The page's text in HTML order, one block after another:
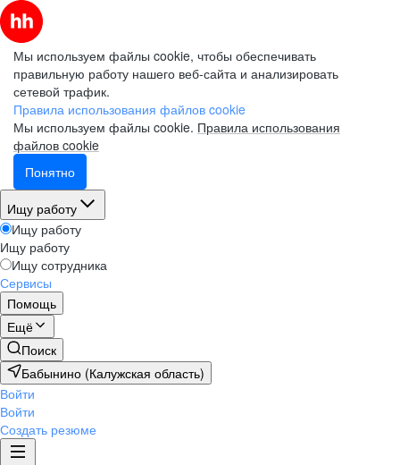
Мы используем файлы cookie, чтобы обеспечивать
правильную работу нашего веб-сайта и анализировать
сетевой трафик.
Правила использования файлов cookie
Мы используем файлы cookie. Правила использования
файлов cookie
Понятно
Ищу работу
Ищу работу
Ищу работу
Ищу сотрудника
Сервисы
Помощь
Ещё
Поиск
Бабынино (Калужская область)
Войти
Войти
Создать резюме